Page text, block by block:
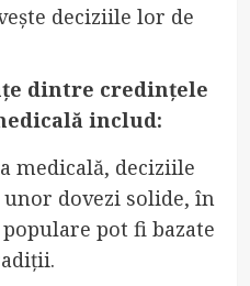
deciziile lor de
dintre credințele
includ:
medicală, deciziile
dovezi solide, în
pot fi bazate